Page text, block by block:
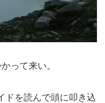
って来い。
ドを読んで頭に叩き込